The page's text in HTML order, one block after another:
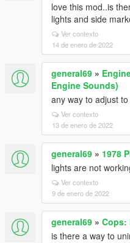
love this mod..is
lights and side
Ver contexto
14 de enero de 2022
general69 »
Engine Sounds)
any way to adjust
Ver contexto
13 de enero de 2022
general69 » 1978
lights are not
Ver contexto
9 de enero de 2022
general69 » Cops:
is there a way to